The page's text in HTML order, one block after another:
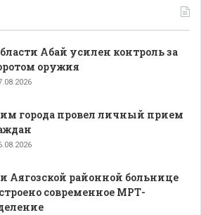
Абай усилен контроль за
оружия
города провел личный прием
Аягозской районной больнице
современное МРТ-